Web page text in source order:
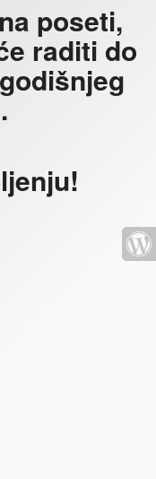
poseti,
raditi do